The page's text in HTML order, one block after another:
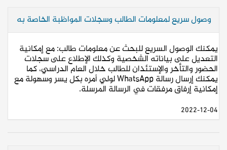
وصول سريع لمعلومات الطالب وسجلات المواظبة الخاصة به
يمكنك الوصول السريع للبحث عن معلومات طالب: مع إمكانية
التعديل على بياناته الشخصية وكذلك الإطلاع على سجلات
الحضور والتأخر والإستئذان للطالب خلال العام الدراسي، كما
يمكنك إرسال رسالة WhatsApp لولي أمره بكل يسر وسهولة مع
إمكانية إرفاق مرفقات في الرسالة المرسلة.
2022-12-04